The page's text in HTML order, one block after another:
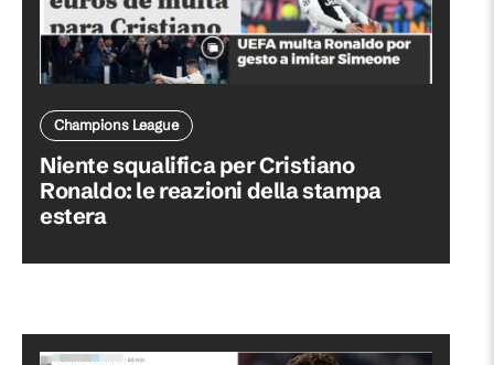
Champions League
Niente squalifica per Cristiano
Ronaldo: le reazioni della stampa
estera